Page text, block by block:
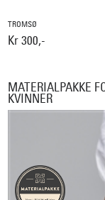
TROMSØ
Kr 300,-
MATERIALPAKKE
KVINNER